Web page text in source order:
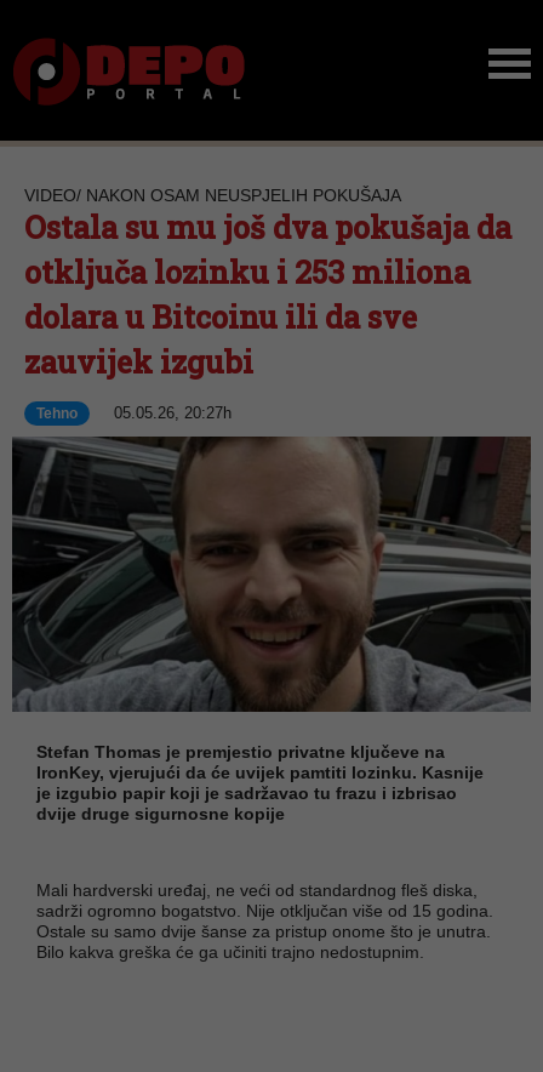
VIDEO/ NAKON OSAM NEUSPJELIH POKUŠAJA
Ostala su mu još dva pokušaja da
otključa lozinku i 253 miliona
dolara u Bitcoinu ili da sve
zauvijek izgubi
Tehno 05.05.26, 20:27h
Stefan Thomas je premjestio privatne ključeve na
IronKey, vjerujući da će uvijek pamtiti lozinku. Kasnije
je izgubio papir koji je sadržavao tu frazu i izbrisao
dvije druge sigurnosne kopije
Mali hardverski uređaj, ne veći od standardnog fleš diska,
sadrži ogromno bogatstvo. Nije otključan više od 15 godina.
Ostale su samo dvije šanse za pristup onome što je unutra.
Bilo kakva greška će ga učiniti trajno nedostupnim.